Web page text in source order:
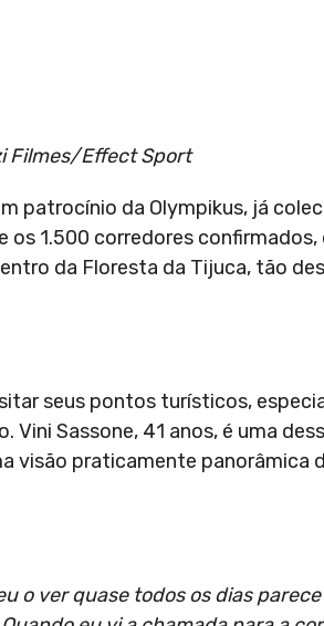
Filmes/Effect Sport
patrocínio da Olympikus, já
os 1.500 corredores
da Floresta da Tijuca, tão
seus pontos turísticos,
Sassone, 41 anos, é uma
visão praticamente panorâmica
o ver quase todos os dias